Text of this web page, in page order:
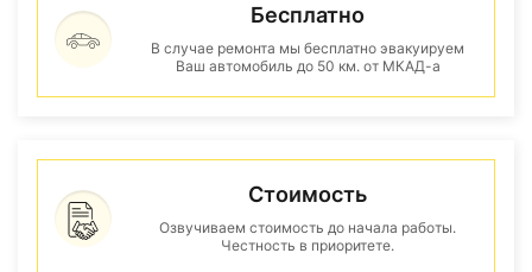
Бесплатно
В случае ремонта мы бесплатно эвакуируем
Ваш автомобиль до 50 км. от МКАД-а
Стоимость
Озвучиваем стоимость до начала работы.
Честность в приоритете.